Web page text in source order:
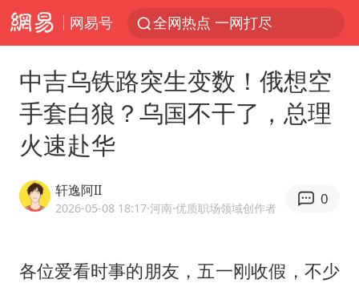
网易号 全网热点 一网打尽
中吉乌铁路突生变数！俄想空
手套白狼？乌国不干了，总理
火速赴华
轩逸阿II
2026-05-08 18:17·河南·优质职场领域创作者
0
各位爱看时事的朋友，五一刚收假，不少